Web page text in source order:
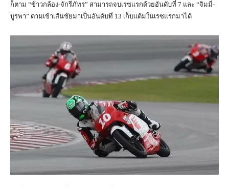
ก็ตาม “ข้าวกล้อง-จักรีภัทร” สามารถจบเรซแรกด้วยอันดับที่ 7 และ “จิมมี่-
บูรพา” ตามเข้าเส้นชัยมาเป็นอันดับที่ 13 เก็บแต้มในเรซแรกมาได้